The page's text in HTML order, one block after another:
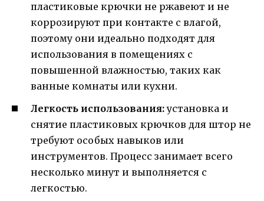
пластиковые крючки не ржавеют и не
коррозируют при контакте с влагой,
поэтому они идеально подходят для
использования в помещениях с
повышенной влажностью, таких как
ванные комнаты или кухни.
Легкость использования:установка и
снятие пластиковых крючков для штор не
требуют особых навыков или
инструментов. Процесс занимает всего
несколько минут и выполняется с
легкостью.